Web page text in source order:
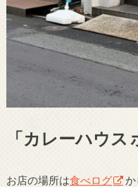
「カレーハウス
お店の場所は食べログ か